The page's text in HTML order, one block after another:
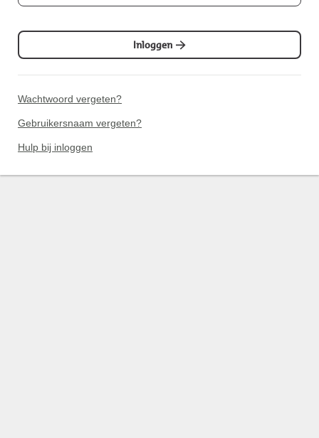
Inloggen
Wachtwoord vergeten?
Gebruikersnaam vergeten?
Hulp bij inloggen